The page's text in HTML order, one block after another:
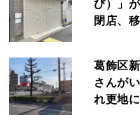
び）」
閉店、
葛飾区
さんが
れ更地